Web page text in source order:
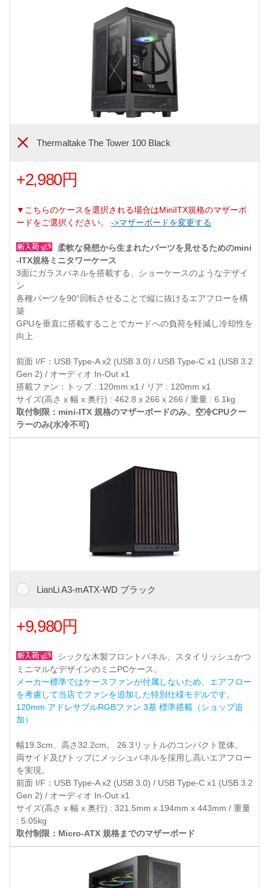
Thermaltake The Tower 100 Black
+2,980円
▼こちらのケースを選択される場合はMiniITX規格のマザーボ
ードをご選択ください。 ->マザーボードを変更する
柔軟な発想から生まれたパーツを見せるためのmini
-ITX規格ミニタワーケース
3面にガラスパネルを搭載する、ショーケースのようなデザイ
ン
各種パーツを90°回転させることで縦に抜けるエアフローを構
築
GPUを垂直に搭載することでカードへの負荷を軽減し冷却性を
向上
前面 I/F：USB Type-A x2 (USB 3.0) / USB Type-C x1 (USB 3.2
Gen 2) / オーディオ In-Out x1
搭載ファン：トップ : 120mm x1 / リア : 120mm x1
サイズ(高さ x 幅 x 奥行) : 462.8 x 266 x 266 / 重量 : 6.1kg
取付制限：mini-ITX 規格のマザーボードのみ、空冷CPUクー
ラーのみ(水冷不可)
LianLi A3-mATX-WD ブラック
+9,980円
シックな木製フロントパネル、スタイリッシュかつ
ミニマルなデザインのミニPCケース。
メーカー標準ではケースファンが付属しないため、エアフロー
を考慮して当店でファンを追加した特別仕様モデルです。
120mm アドレサブルRGBファン 3基 標準搭載（ショップ追
加）
幅19.3cm、高さ32.2cm。 26.3リットルのコンパクト筐体。
両サイド及びトップにメッシュパネルを採用し高いエアフロー
を実現。
前面 I/F：USB Type-A x2 (USB 3.0) / USB Type-C x1 (USB 3.2
Gen 2) / オーディオ In-Out x1
サイズ(高さ x 幅 x 奥行) : 321.5mm x 194mm x 443mm / 重量
: 5.05kg
取付制限：Micro-ATX 規格までのマザーボード